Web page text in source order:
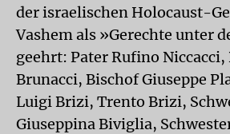
der israelischen Holocaust-
Vashem als »Gerechte unter
geehrt: Pater Rufino Niccacci,
Brunacci, Bischof Giuseppe
Luigi Brizi, Trento Brizi,
Giuseppina Biviglia,